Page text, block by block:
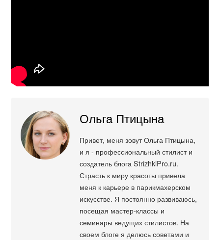
Ольга Птицына
Привет, меня зовут Ольга Птицына,
и я - профессиональный стилист и
создатель блога StrizhkiPro.ru.
Страсть к миру красоты привела
меня к карьере в парикмахерском
искусстве. Я постоянно развиваюсь,
посещая мастер-классы и
семинары ведущих стилистов. На
своем блоге я делюсь советами и